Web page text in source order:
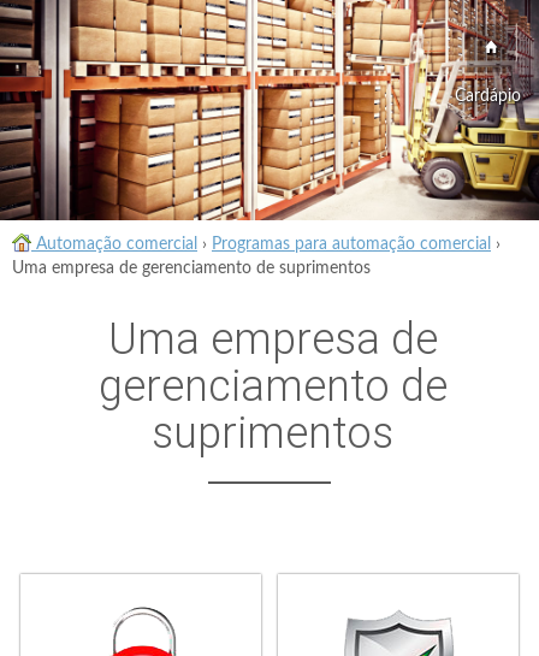
Cardápio
Automação comercial › Programas para automação comercial
›
Uma empresa de gerenciamento de suprimentos
Uma empresa de
gerenciamento de
suprimentos